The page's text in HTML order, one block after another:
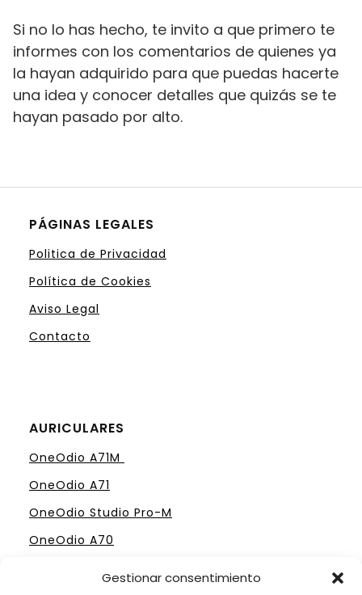
Gestionar consentimiento
Si no lo has hecho, te invito a que primero te
informes con los comentarios de quienes ya
la hayan adquirido para que puedas hacerte
una idea y conocer detalles que quizás se te
hayan pasado por alto.
PÁGINAS LEGALES
Politica de Privacidad
Política de Cookies
Aviso Legal
Contacto
AURICULARES
OneOdio A71M
OneOdio A71
OneOdio Studio Pro-M
OneOdio A70